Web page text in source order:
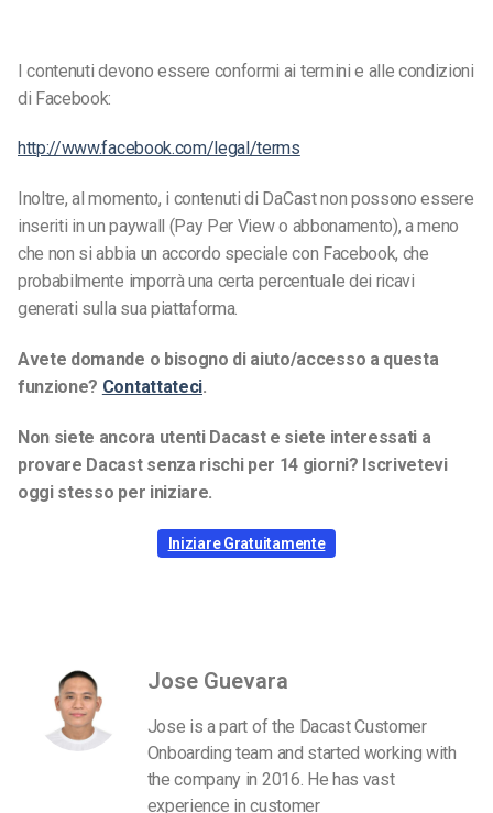
I contenuti devono essere conformi ai termini e alle condizioni
di Facebook:
http://www.facebook.com/legal/terms
Inoltre, al momento, i contenuti di DaCast non possono essere
inseriti in un paywall (Pay Per View o abbonamento), a meno
che non si abbia un accordo speciale con Facebook, che
probabilmente imporrà una certa percentuale dei ricavi
generati sulla sua piattaforma.
Avete domande o bisogno di aiuto/accesso a questa
funzione? Contattateci.
Non siete ancora utenti Dacast e siete interessati a
provare Dacast senza rischi per 14 giorni? Iscrivetevi
oggi stesso per iniziare.
Iniziare Gratuitamente
Jose Guevara
Jose is a part of the Dacast Customer
Onboarding team and started working with
the company in 2016. He has vast
experience in customer